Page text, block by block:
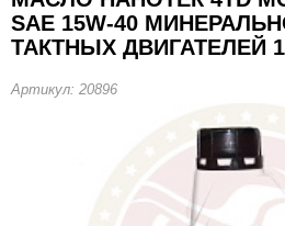
SAE 15W-40
ТАКТНЫХ ДВИГАТЕЛЕЙ
Артикул: 20896